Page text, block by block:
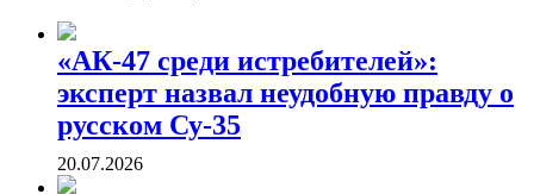
«АК-47 среди истребителей»:
эксперт назвал неудобную правду о
русском Су-35
20.07.2026